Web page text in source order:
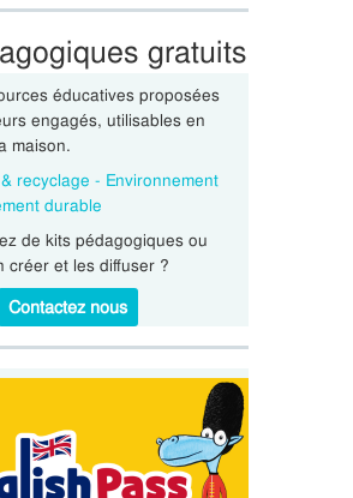
gratuits
éducatives proposées
engagés, utilisables en
maison.
recyclage - Environnement
durable
de kits pédagogiques ou
créer et les diffuser ?
Contactez nous